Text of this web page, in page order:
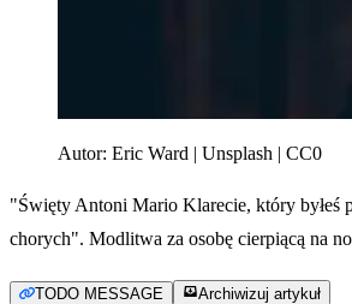
Autor: Eric Ward | Unsplash | CC0
"Święty Antoni Mario Klarecie, który byłeś
chorych". Modlitwa za osobę cierpiącą na
TODO MESSAGE Archiwizuj artykuł